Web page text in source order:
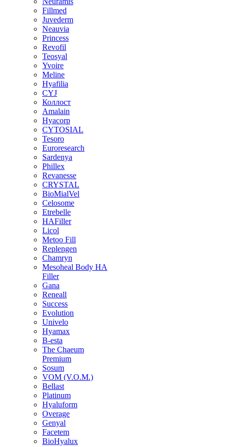
Fillmed
Juvederm
Neauvia
Princess
Revofil
Teosyal
Yvoire
Meline
Hyafilia
CYJ
Коллост
Amalain
Hyacorp
CYTOSIAL
Tesoro
Euroresearch
Sardenya
Phillex
Revanesse
CRYSTAL
BioMialVel
Celosome
Etrebelle
HAFiller
Licol
Metoo Fill
Replengen
Chamryn
Mesoheal Body HA
Filler
Gana
Reneall
Success
Evolution
Univelo
Hyamax
B-esta
The Chaeum
Premium
Sosum
VOM (V.O.M.)
Bellast
Platinum
Hyaluform
Overage
Genyal
Facetem
BioHyalux